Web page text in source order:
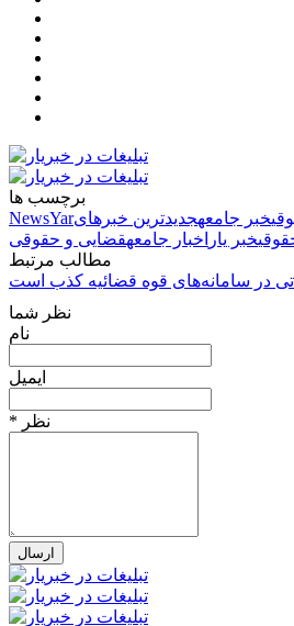
برچسب ها
NewsYar
خبر جامعهجدیدترین خبرهای
خبر یار اخبار جامعهقضایی و حقوقی
مطالب مرتبط
در سامانه‌های قوه قضائیه کذب است
نظر شما
نام
ایمیل
* نظر